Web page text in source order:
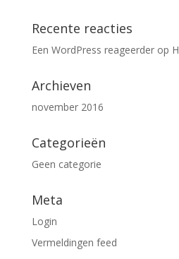
Recente reacties
Een WordPress reageerderop
Archieven
november 2016
Categorieën
Geen categorie
Meta
Login
Vermeldingen feed